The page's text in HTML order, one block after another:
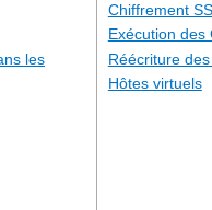
les
Chiffrement
Exécution des
Réécriture
Hôtes virtuels